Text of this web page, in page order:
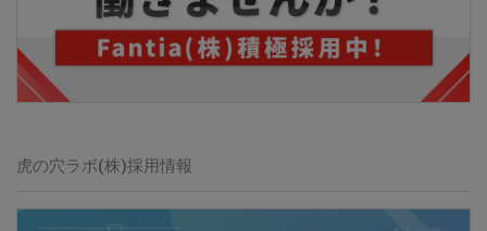
虎の穴ラボ(株)採用情報